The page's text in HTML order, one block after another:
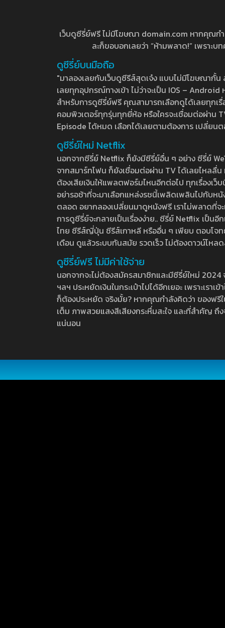
เว็บดูซีรี่ย์ฟรี ไม่มีโฆษณา domain.com หากคุณก
ละก็ขอบอกเลยว่า “ห้ามพลาด!” เพราะ
ดูซีรี่ย์บนมือถือ
"มาลองเลยกับเว็บดูซีรีส์สุดเจ๋ง แบบไม่มีโฆษณากั้
เลยทุกอุปกรณ์ทางเข้า ไม่ว่าจะเป็น IOS –
สำหรับการดูซีรี่ย์ฟรี คุณสามารถเลือกดูได้เลยทุกเ
คอมพิวเตอร์ทุกรุ่นทุกยี่ห้อ หรือใครจะเชื่อมต่อผ่าน
Episode ได้หมด เลือกได้เลยตามต้องการ เปลี่ยน
ดูซีรี่ย์ใหม่ Netflix
นอกจากซีรี่ย์ Netflix ก็ยังมีซีรี่ย์อื่น ๆ อย่าง ซีรี่ย์
จากสมาร์ทโฟน ก็ยังเชื่อมต่อผ่าน TV ได้เลยไหลลื่
ต้องเสียเงินให้แพลตฟอร์มไหนอีกต่อไป ทุกเรื่องเว็
อย่ารอช้าที่จะมาเลือกแหล่งรชนี้เพลิดเพลินไปกับห
ตลอด อยากลองเปลี่ยนมาดูหนังฟรี เราไม่พลาดที่
การดูซีรี่ย์จะกลายเป็นเรื่องง่าย.. ซีรี่ย์ Netflix เป็น
ไทย ซีรีส์ญี่ปุ่น ซีรีส์เกาหลี หรืออื่น ๆ เพียบ ตอบโจท
เดือน ดูแล้วระบบทันสมัย รวดเร็ว ไม่ต้องดาวน์โห
ดูซีรี่ย์ฟรี ไม่มีค่าใช้จ่าย
นอกจากจะไม่ต้องสมัครสมาชิกและมีซีรี่ย์ใหม่
ฯลฯ ประหยัดเงินในกระเป๋าไปได้อีกเยอะ เพราะเร
ก็ต้องประหยัด จริงมั้ย? หากคุณกำลังคิดว่า ของฟ
เต็ม ภาพสวยแสงสีเสียงกระหึ่มสะใจ และที่สำคัญ
แน่นอน